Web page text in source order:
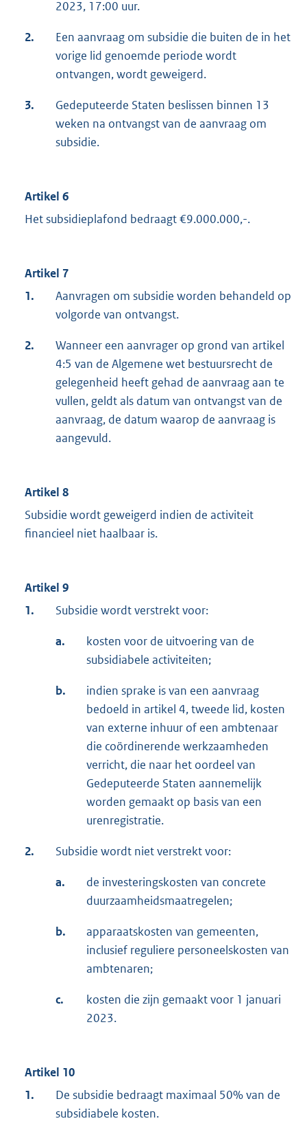
:
2023, 17:00 uur.
2.
Een aanvraag om subsidie die buiten de in het
vorige lid genoemde periode wordt
ontvangen, wordt geweigerd.
3.
Gedeputeerde Staten beslissen binnen 13
weken na ontvangst van de aanvraag om
subsidie.
Artikel 6
Het subsidieplafond bedraagt €9.000.000,-.
Artikel 7
1.
Aanvragen om subsidie worden behandeld op
volgorde van ontvangst.
2.
Wanneer een aanvrager op grond van artikel
4:5 van de Algemene wet bestuursrecht de
gelegenheid heeft gehad de aanvraag aan te
vullen, geldt als datum van ontvangst van de
aanvraag, de datum waarop de aanvraag is
aangevuld.
Artikel 8
Subsidie wordt geweigerd indien de activiteit
financieel niet haalbaar is.
Artikel 9
1.
Subsidie wordt verstrekt voor:
a.
kosten voor de uitvoering van de
subsidiabele activiteiten;
b.
indien sprake is van een aanvraag
bedoeld in artikel 4, tweede lid, kosten
van externe inhuur of een ambtenaar
die coördinerende werkzaamheden
verricht, die naar het oordeel van
Gedeputeerde Staten aannemelijk
worden gemaakt op basis van een
urenregistratie.
2. Subsidie wordt niet verstrekt voor:
a.
de investeringskosten van concrete
duurzaamheidsmaatregelen;
b.
apparaatskosten van gemeenten,
inclusief reguliere personeelskosten van
ambtenaren;
c.
kosten die zijn gemaakt voor 1 januari
2023.
Artikel 10
1.
De subsidie bedraagt maximaal 50% van de
subsidiabele kosten.